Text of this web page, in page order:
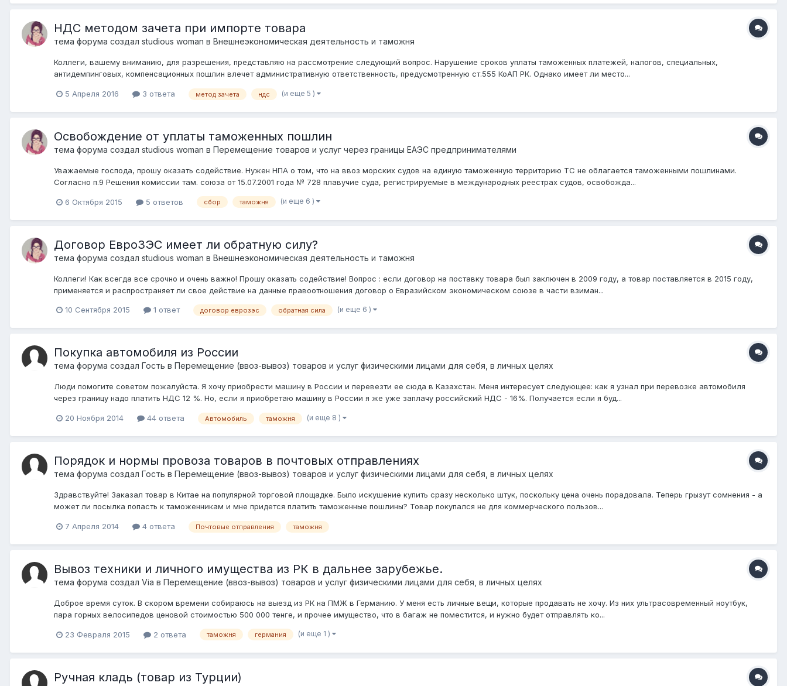
НДС методом зачета при импорте товара
тема форума создал studious woman в Внешнеэкономическая деятельность и таможня
Коллеги, вашему вниманию, для разрешения, представляю на рассмотрение следующий вопрос. Нарушение сроков уплаты таможенных платежей, налогов, специальных,
антидемпинговых, компенсационных пошлин влечет административную ответственность, предусмотренную ст.555 КоАП РК. Однако имеет ли место...
5 Апреля 2016 3 ответа метод зачета ндс (и еще 5 )
Освобождение от уплаты таможенных пошлин
тема форума создал studious woman в Перемещение товаров и услуг через границы ЕАЭС предпринимателями
Уважаемые господа, прошу оказать содействие. Нужен НПА о том, что на ввоз морских судов на единую таможенную территорию ТС не облагается таможенными пошлинами.
Согласно п.9 Решения комиссии там. союза от 15.07.2001 года № 728 плавучие суда, регистрируемые в международных реестрах судов, освобожда...
6 Октября 2015 5 ответов сбор таможня (и еще 6 )
Договор ЕвроЗЭС имеет ли обратную силу?
тема форума создал studious woman в Внешнеэкономическая деятельность и таможня
Коллеги! Как всегда все срочно и очень важно! Прошу оказать содействие! Вопрос : если договор на поставку товара был заключен в 2009 году, а товар поставляется в 2015 году,
применяется и распространяет ли свое действие на данные правоотношения договор о Евразийском экономическом союзе в части взиман...
10 Сентября 2015 1 ответ договор еврозэс обратная сила (и еще 6 )
Покупка автомобиля из России
тема форума создал Гость в Перемещение (ввоз-вывоз) товаров и услуг физическими лицами для себя, в личных целях
Люди помогите советом пожалуйста. Я хочу приобрести машину в России и перевезти ее сюда в Казахстан. Меня интересует следующее: как я узнал при перевозке автомобиля
через границу надо платить НДС 12 %. Но, если я приобретаю машину в России я же уже заплачу российский НДС - 16%. Получается если я буд...
20 Ноября 2014 44 ответа Автомобиль таможня (и еще 8 )
Порядок и нормы провоза товаров в почтовых отправлениях
тема форума создал Гость в Перемещение (ввоз-вывоз) товаров и услуг физическими лицами для себя, в личных целях
Здравствуйте! Заказал товар в Китае на популярной торговой площадке. Было искушение купить сразу несколько штук, поскольку цена очень порадовала. Теперь грызут сомнения - а
может ли посылка попасть к таможенникам и мне придется платить таможенные пошлины? Товар покупался не для коммерческого пользов...
7 Апреля 2014 4 ответа Почтовые отправления таможня
Вывоз техники и личного имущества из РК в дальнее зарубежье.
тема форума создал Via в Перемещение (ввоз-вывоз) товаров и услуг физическими лицами для себя, в личных целях
Доброе время суток. В скором времени собираюсь на выезд из РК на ПМЖ в Германию. У меня есть личные вещи, которые продавать не хочу. Из них ультрасовременный ноутбук,
пара горных велосипедов ценовой стоимостью 500 000 тенге, и прочее имущество, что в багаж не поместится, и нужно будет отправлять ко...
23 Февраля 2015 2 ответа таможня германия (и еще 1 )
Ручная кладь (товар из Турции)